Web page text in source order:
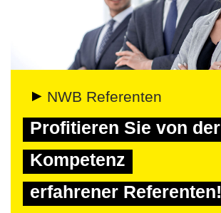
NWB NEO
NWB Referenten
Profitieren Sie von der
Kompetenz
erfahrener Referenten!